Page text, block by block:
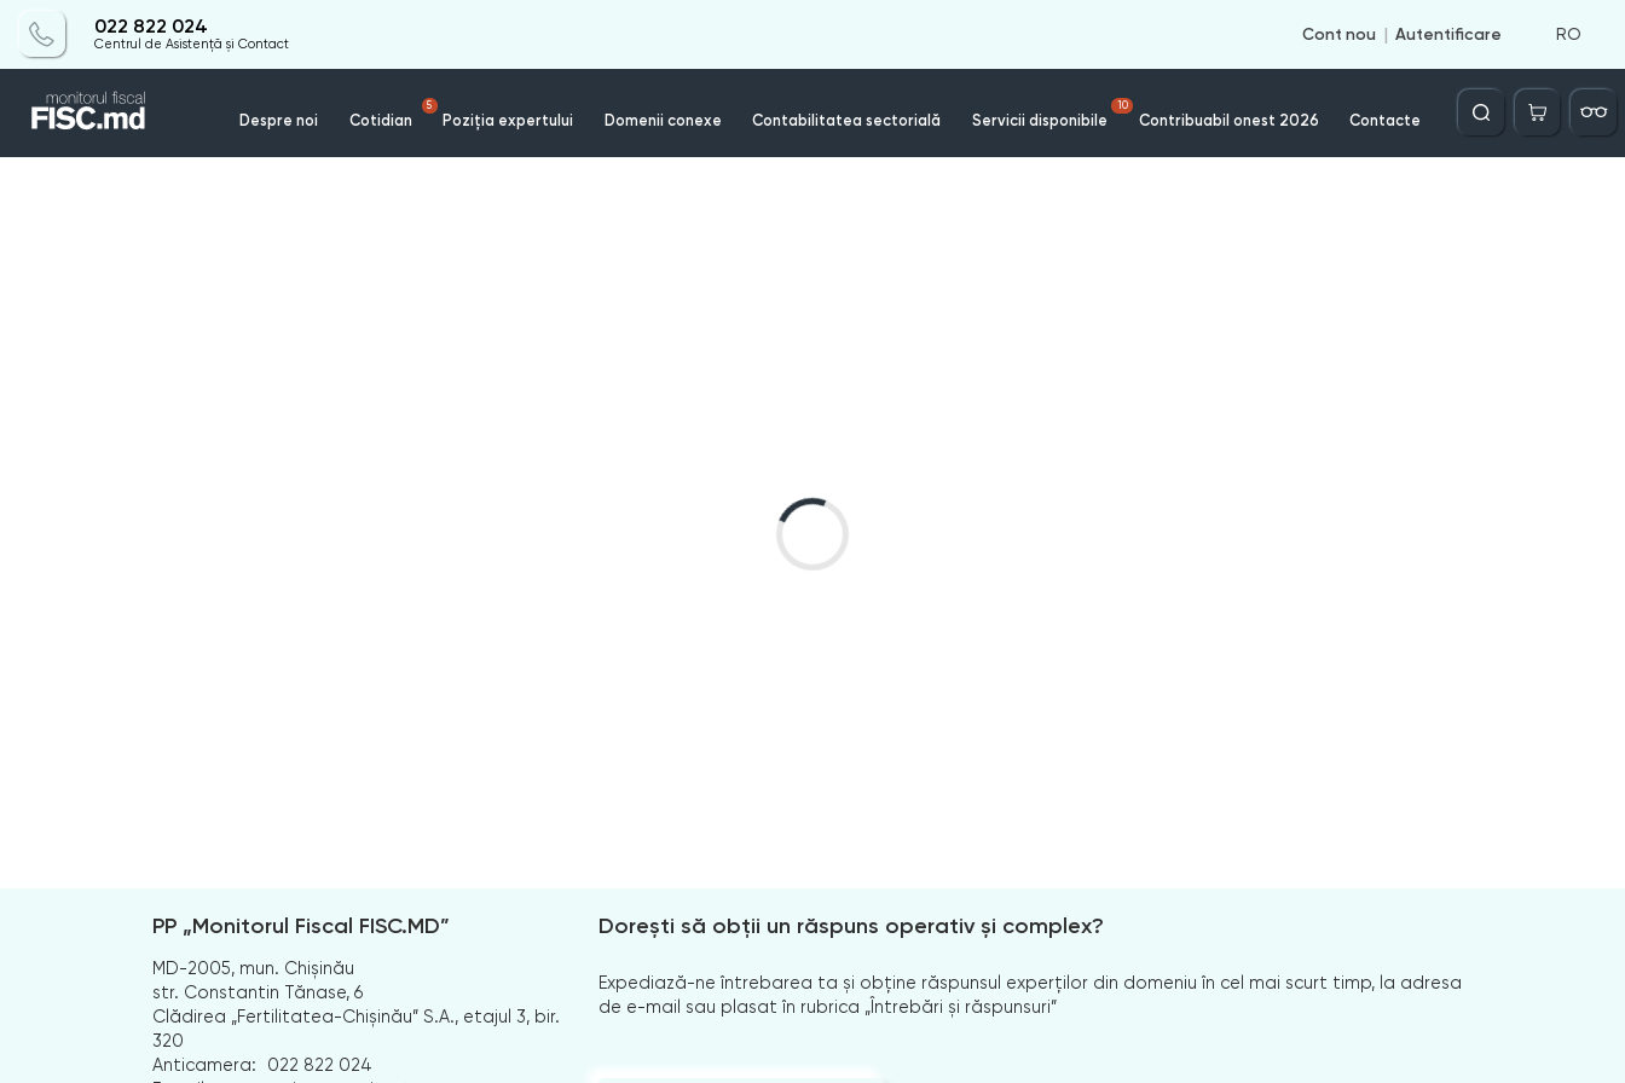
022 822 024
Centrul de Asistență și Contact
Cont nou Autentificare RO
Despre noi Cotidian
5
Poziția expertului Domenii conexe Contabilitatea sectorială Servicii disponibile
10
Contribuabil onest 2026 Contacte
Căutare
PP „Monitorul Fiscal FISC.MD”
MD-2005, mun. Chișinău
str. Constantin Tănase, 6
Clădirea „Fertilitatea-Chișinău” S.A., etajul 3, bir.
320
Anticamera:
022 822 024
Dorești să obții un răspuns operativ și complex?
Expediază-ne întrebarea ta și obține răspunsul experților din domeniu în cel mai scurt timp, la adresa
de e-mail sau plasat în rubrica „Întrebări și răspunsuri”